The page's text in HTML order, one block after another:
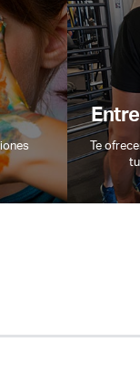
Te